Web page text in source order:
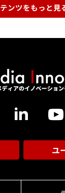
ンツをもっと見
ユ